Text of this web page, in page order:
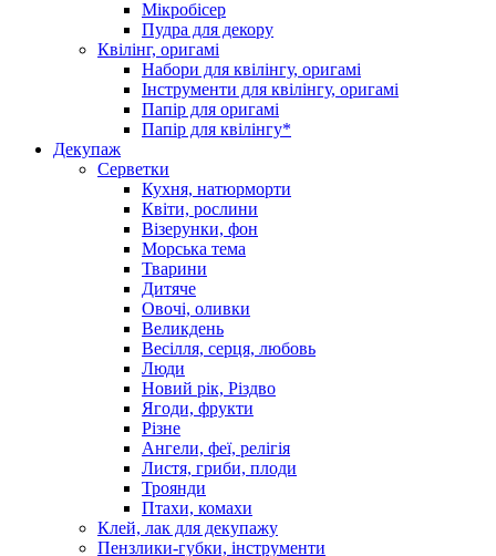
Мікробісер
Пудра для декору
Квілінг, оригамі
Набори для квілінгу, оригамі
Інструменти для квілінгу, оригамі
Папір для оригамі
Папір для квілінгу*
Декупаж
Серветки
Кухня, натюрморти
Квіти, рослини
Візерунки, фон
Морська тема
Тварини
Дитяче
Овочі, оливки
Великдень
Весілля, серця, любовь
Люди
Новий рік, Різдво
Ягоди, фрукти
Різне
Ангели, феї, релігія
Листя, гриби, плоди
Троянди
Птахи, комахи
Клей, лак для декупажу
Пензлики-губки, інструменти